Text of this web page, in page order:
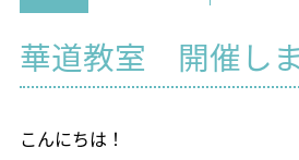
華道教室 開催し
こんにちは！